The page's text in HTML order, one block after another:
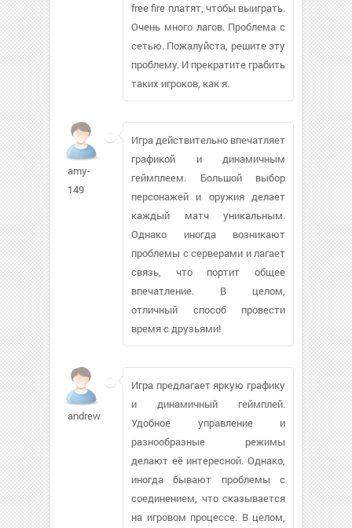
free fire платят, чтобы выиграть.
Очень много лагов. Проблема с
сетью. Пожалуйста, решите эту
проблему. И прекратите грабить
таких игроков, как я.
amy-
149
Игра действительно впечатляет
графикой и динамичным
геймплеем. Большой выбор
персонажей и оружия делает
каждый матч уникальным.
Однако иногда возникают
проблемы с серверами и лагает
связь, что портит общее
впечатление. В целом,
отличный способ провести
время с друзьями!
andrew5134
Игра предлагает яркую графику
и динамичный геймплей.
Удобное управление и
разнообразные режимы
делают её интересной. Однако,
иногда бывают проблемы с
соединением, что сказывается
на игровом процессе. В целом,